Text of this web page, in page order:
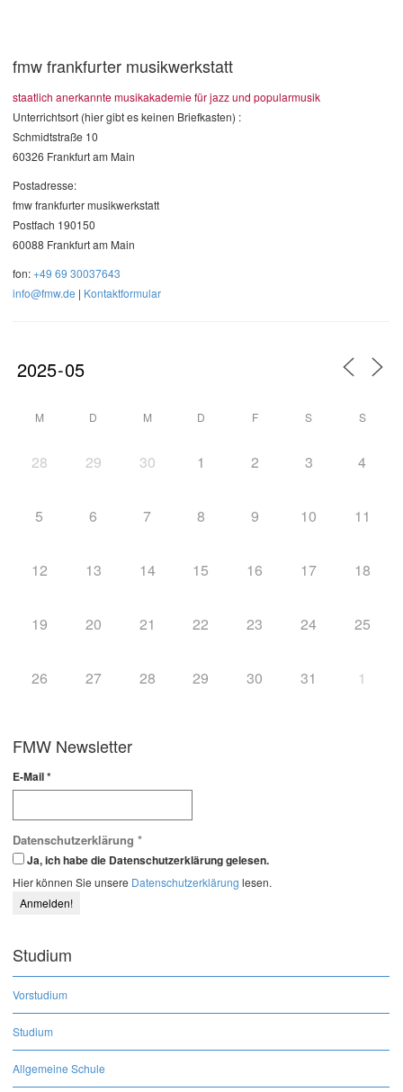
fmw frankfurter musikwerkstatt
staatlich anerkannte musikakademie für jazz und popularmusik
Unterrichtsort (hier gibt es keinen Briefkasten) :
Schmidtstraße 10
60326 Frankfurt am Main
Postadresse:
fmw frankfurter musikwerkstatt
Postfach 190150
60088 Frankfurt am Main
fon:+49 69 30037643
info@fmw.de | Kontaktformular
M D M D F S S
28 29 30 1 2 3 4
5 6 7 8 9 10 11
12 13 14 15 16 17 18
19 20 21 22 23 24 25
26 27 28 29 30 31 1
FMW Newsletter
E-Mail*
Datenschutzerklärung *
Ja, ich habe die Datenschutzerklärung gelesen.
Hier können Sie unsere Datenschutzerklärung lesen.
Studium
Vorstudium
Studium
Allgemeine Schule